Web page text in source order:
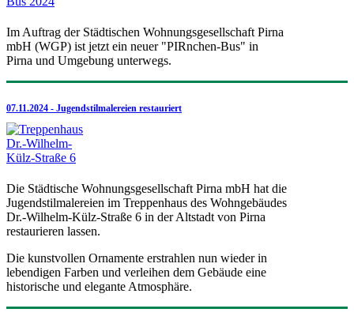
Im Auftrag der Städtischen Wohnungsgesellschaft Pirna
mbH (WGP) ist jetzt ein neuer "PIRnchen-Bus" in
Pirna und Umgebung unterwegs.
07.11.2024 - Jugendstilmalereien restauriert
Die Städtische Wohnungsgesellschaft Pirna mbH hat die
Jugendstilmalereien im Treppenhaus des Wohngebäudes
Dr.-Wilhelm-Külz-Straße 6 in der Altstadt von Pirna
restaurieren lassen.
Die kunstvollen Ornamente erstrahlen nun wieder in
lebendigen Farben und verleihen dem Gebäude eine
historische und elegante Atmosphäre.